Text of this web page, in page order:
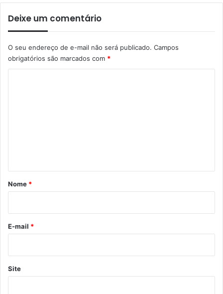
Deixe um comentário
O seu endereço de e-mail não será publicado. Campos
obrigatórios são marcados com *
r
*
Nome *
E-mail *
Site